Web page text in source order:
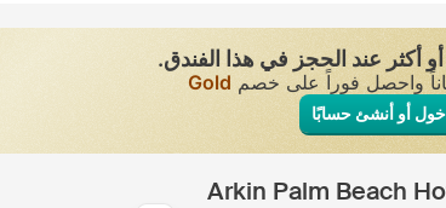
أو أكثر عند الحجز في هذا الفندق.
واحصل فوراً على خصم Gold
أو أنشئ حسابًا